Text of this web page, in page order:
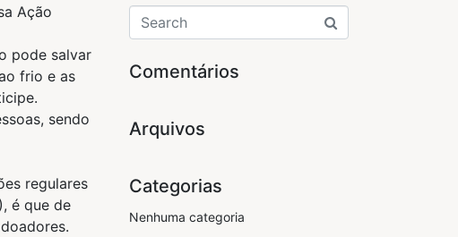
Ação
pode salvar
frio e as
sendo
regulares
é que de
Comentários
Arquivos
Categorias
Nenhuma categoria